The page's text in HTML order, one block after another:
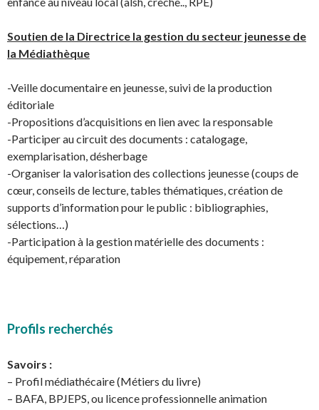
Soutien de la Directrice la gestion du secteur jeunesse de
la Médiathèque
-Veille documentaire en jeunesse, suivi de la production
éditoriale
-Propositions d’acquisitions en lien avec la responsable
-Participer au circuit des documents : catalogage,
exemplarisation, désherbage
-Organiser la valorisation des collections jeunesse (coups de
cœur, conseils de lecture, tables thématiques, création de
supports d’information pour le public : bibliographies,
sélections…)
-Participation à la gestion matérielle des documents :
équipement, réparation
Profils recherchés
Savoirs :
– Profil médiathécaire (Métiers du livre)
– BAFA, BPJEPS, ou licence professionnelle animation